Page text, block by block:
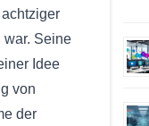
war. Seine
Idee
von
der